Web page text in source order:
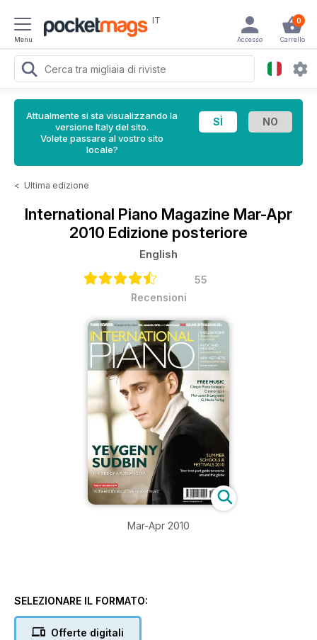
Menu
IT 0
Carrello
Accesso
Attualmente si sta visualizzando la
versione Italy del sito.
Volete passare al vostro sito
locale?
< Ultima edizione
International Piano Magazine Mar-Apr
2010 Edizione posteriore
English
55
Recensioni
Mar-Apr 2010
SELEZIONARE IL FORMATO:
Offerte digitali